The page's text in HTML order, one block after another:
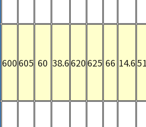
600605 60 38.6620625 66 14.6